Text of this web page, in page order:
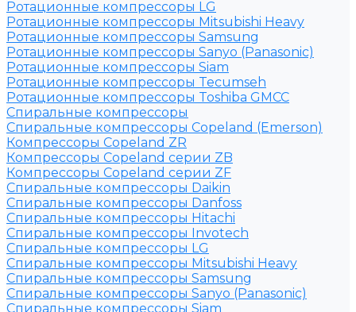
Ротационные компрессоры LG
Ротационные компрессоры Mitsubishi Heavy
Ротационные компрессоры Samsung
Ротационные компрессоры Sanyo (Panasonic)
Ротационные компрессоры Siam
Ротационные компрессоры Tecumseh
Ротационные компрессоры Toshiba GMCC
Спиральные компрессоры
Спиральные компрессоры Copeland (Emerson)
Компрессоры Copeland ZR
Компрессоры Copeland серии ZB
Компрессоры Copeland серии ZF
Спиральные компрессоры Daikin
Спиральные компрессоры Danfoss
Спиральные компрессоры Hitachi
Спиральные компрессоры Invotech
Спиральные компрессоры LG
Спиральные компрессоры Mitsubishi Heavy
Спиральные компрессоры Samsung
Спиральные компрессоры Sanyo (Panasonic)
Спиральные компрессоры Siam